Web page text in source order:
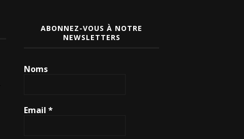
ABONNEZ-VOUS À NOTRE
NEWSLETTERS
Noms
Email*